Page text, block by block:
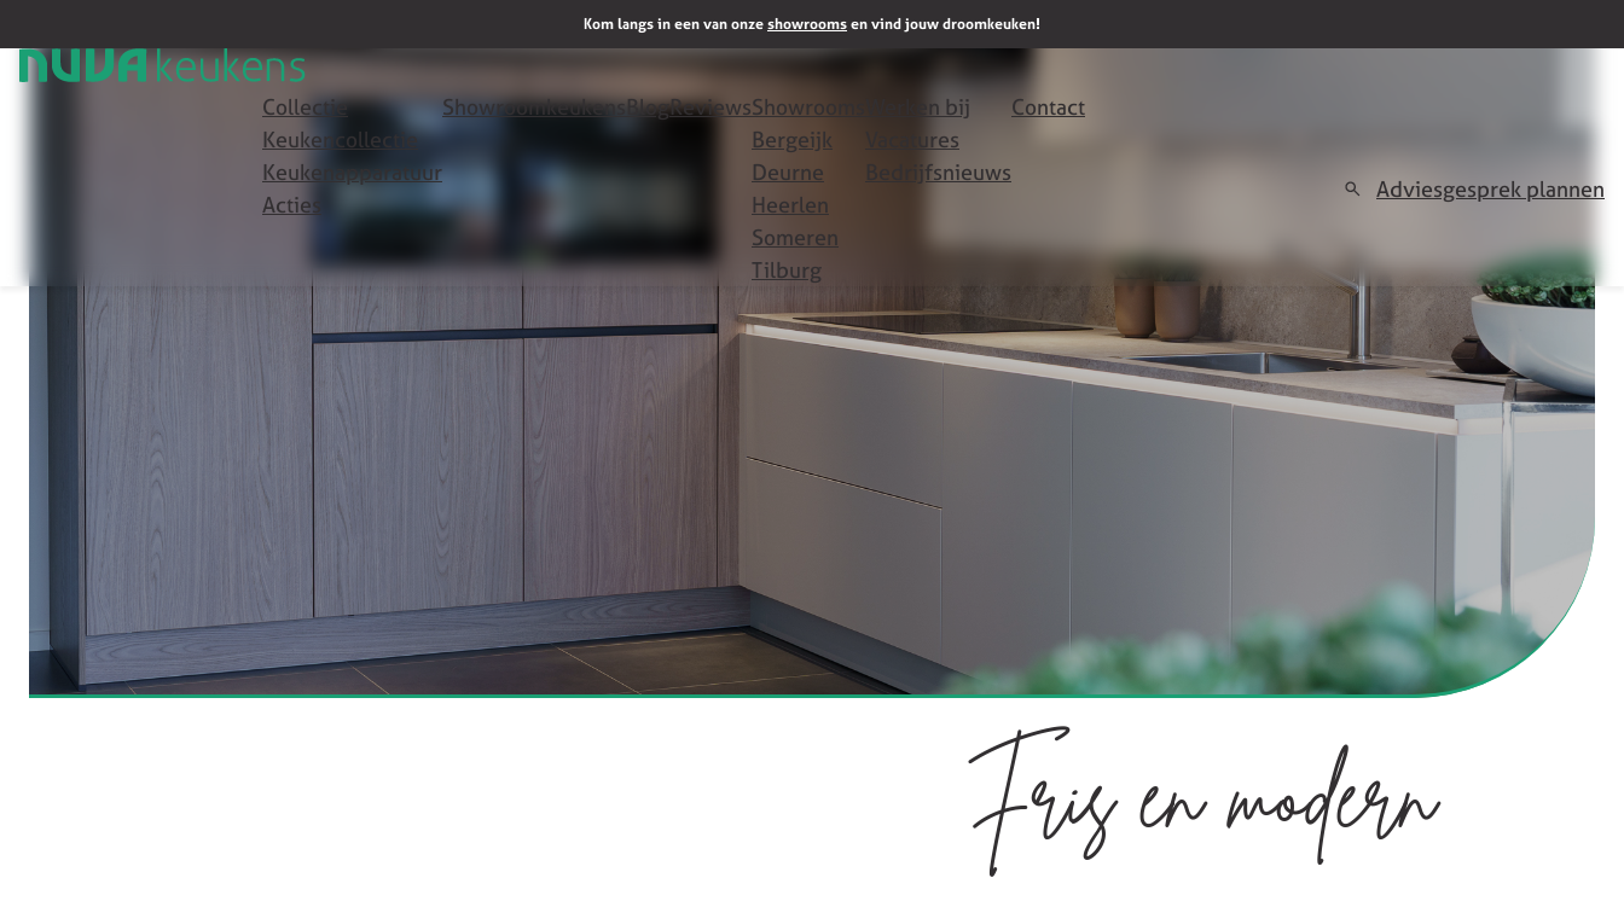
Kom langs in een van onze showrooms en vind jouw droomkeuken!
Collectie
Keukencollectie
Keukenapparatuur
Acties
ShowroomkeukensBlogReviewsShowrooms
Bergeijk
Deurne
Heerlen
Someren
Tilburg
Werken bij
Vacatures
Bedrijfsnieuws
Contact
Adviesgesprek plannen
Fris en modern